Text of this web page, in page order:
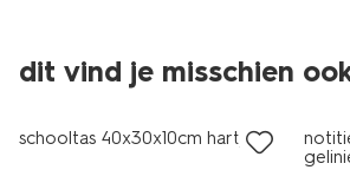
dit vind je misschien
nieuw
schooltas 40x30x10cm hartjes